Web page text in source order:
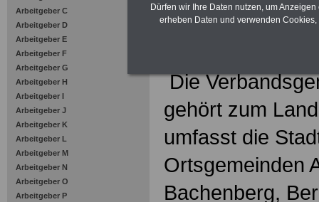
Arbeitgeber C
Arbeitgeber D
Arbeitgeber E
Arbeitgeber F
Arbeitgeber G
Arbeitgeber H
Arbeitgeber I
Arbeitgeber J
Arbeitgeber K
Arbeitgeber L
Arbeitgeber M
Arbeitgeber N
Arbeitgeber O
Arbeitgeber P
Die
gehört zum
umfasst die
Ortsgemeinden
Bachenberg,
Dürfen wir Ihre Daten nutzen, um
erheben Daten und verwenden